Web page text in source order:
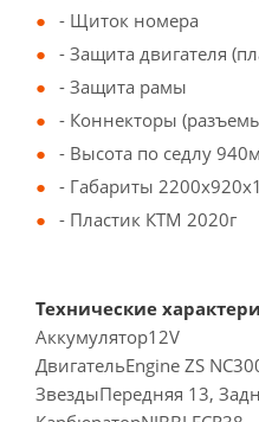
- Щиток номера
- Защита двигателя
- Защита рамы
- Коннекторы
- Высота по седлу
- Габариты
- Пластик КТМ 2020г
Технические
Аккумулятор12V
ДвигательEngine ZS
ЗвездыПередняя 13,